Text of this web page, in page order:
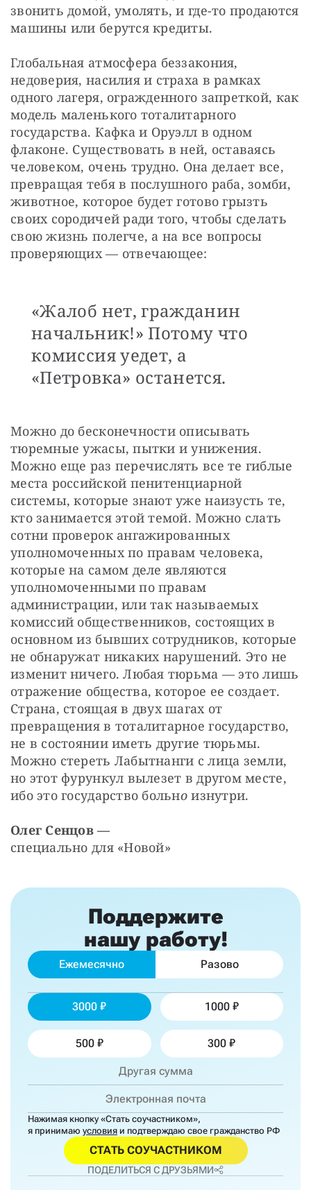
звонить домой, умолять, и где-то продаются
машины или берутся кредиты.
Глобальная атмосфера беззакония,
недоверия, насилия и страха в рамках
одного лагеря, огражденного запреткой, как
модель маленького тоталитарного
государства. Кафка и Оруэлл в одном
флаконе. Существовать в ней, оставаясь
человеком, очень трудно. Она делает все,
превращая тебя в послушного раба, зомби,
животное, которое будет готово грызть
своих сородичей ради того, чтобы сделать
свою жизнь полегче, а на все вопросы
проверяющих — отвечающее:
«Жалоб нет, гражданин
начальник!» Потому что
комиссия уедет, а
«Петровка» останется.
Можно до бесконечности описывать
тюремные ужасы, пытки и унижения.
Можно еще раз перечислять все те гиблые
места российской пенитенциарной
системы, которые знают уже наизусть те,
кто занимается этой темой. Можно слать
сотни проверок ангажированных
уполномоченных по правам человека,
которые на самом деле являются
уполномоченными по правам
администрации, или так называемых
комиссий общественников, состоящих в
основном из бывших сотрудников, которые
не обнаружат никаких нарушений. Это не
изменит ничего. Любая тюрьма — ​это лишь
отражение общества, которое ее создает.
Страна, стоящая в двух шагах от
превращения в тоталитарное государство,
не в состоянии иметь другие тюрьмы.
Можно стереть Лабытнанги с лица земли,
но этот фурункул вылезет в другом месте,
ибо это государство больно изнутри.
Олег Сенцов —
специально для «Новой»
Поддержите
нашу работу!
Ежемесячно Разово
3000 1000
500 300
Нажимая кнопку «Стать соучастником»,
я принимаю условия и подтверждаю свое гражданство РФ
СТАТЬ СОУЧАСТНИКОМ
ПОДЕЛИТЬСЯ С ДРУЗЬЯМИ